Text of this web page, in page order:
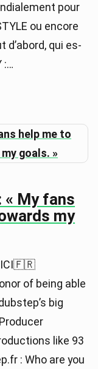
pour
ou encore
d’abord, qui es-
:…
« My fans
my
ICI🇫🇷
of being able
big
like 93
: Who are you